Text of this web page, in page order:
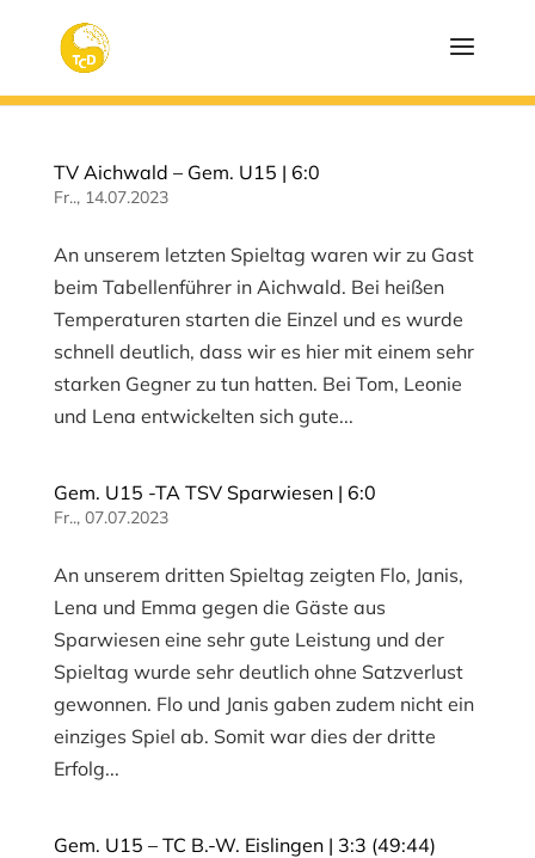
TV Aichwald – Gem. U15 | 6:0
Fr.., 14.07.2023
An unserem letzten Spieltag waren wir zu Gast
beim Tabellenführer in Aichwald. Bei heißen
Temperaturen starten die Einzel und es wurde
schnell deutlich, dass wir es hier mit einem sehr
starken Gegner zu tun hatten. Bei Tom, Leonie
und Lena entwickelten sich gute...
Gem. U15 -TA TSV Sparwiesen | 6:0
Fr.., 07.07.2023
An unserem dritten Spieltag zeigten Flo, Janis,
Lena und Emma gegen die Gäste aus
Sparwiesen eine sehr gute Leistung und der
Spieltag wurde sehr deutlich ohne Satzverlust
gewonnen. Flo und Janis gaben zudem nicht ein
einziges Spiel ab. Somit war dies der dritte
Erfolg...
Gem. U15 – TC B.-W. Eislingen | 3:3 (49:44)